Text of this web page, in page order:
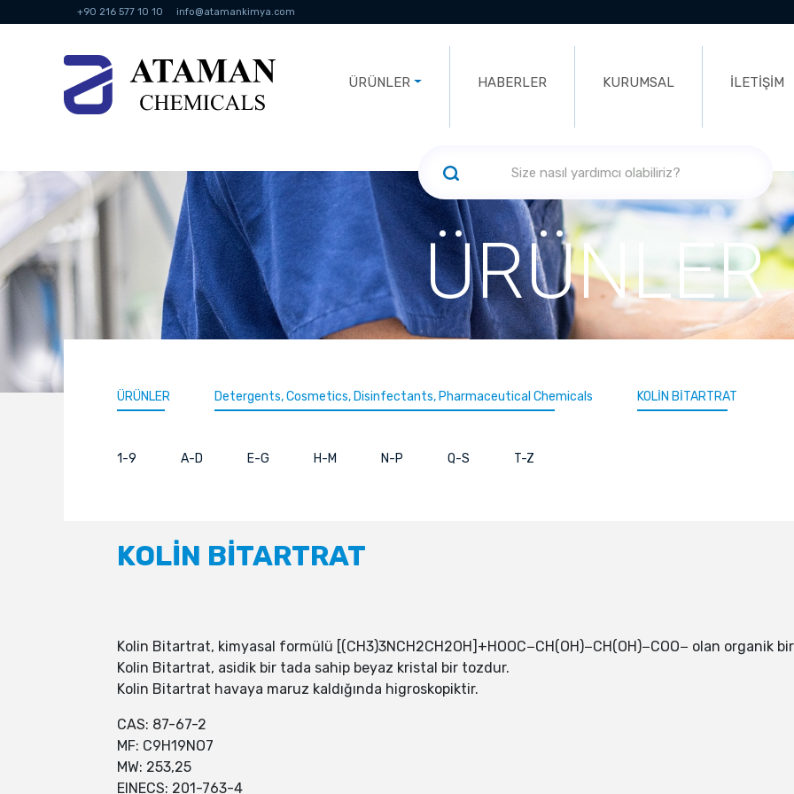
+90 216 577 10 10 info@atamankimya.com
ÜRÜNLER HABERLER KURUMSAL İLETİŞİM
ÜRÜNLER
ÜRÜNLER Detergents, Cosmetics, Disinfectants, Pharmaceutical Chemicals KOLİN BİTARTRAT
1-9 A-D E-G H-M N-P Q-S T-Z
KOLİN BİTARTRAT
Kolin Bitartrat, kimyasal formülü [(CH3)3NCH2CH2OH]+HOOC−CH(OH)−CH(OH)−COO− olan organik
Kolin Bitartrat, asidik bir tada sahip beyaz kristal bir tozdur.
Kolin Bitartrat havaya maruz kaldığında higroskopiktir.
CAS: 87-67-2
MF: C9H19NO7
MW: 253,25
EINECS: 201-763-4